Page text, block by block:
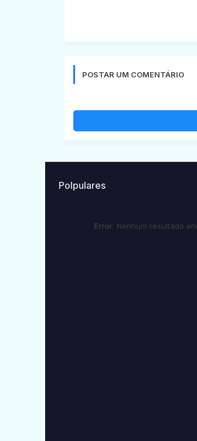
POSTAR UM COMENTÁRIO
Polpulares
Error: Nenhum resultado